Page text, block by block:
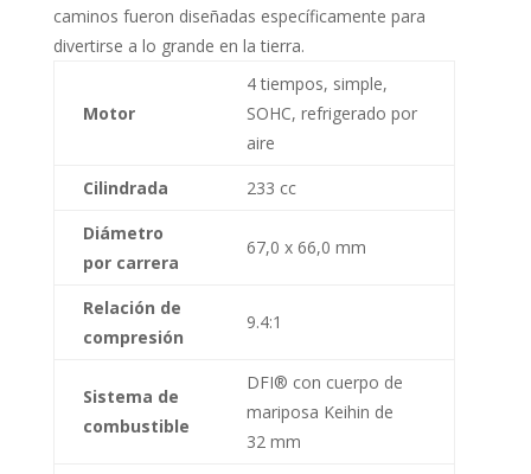
caminos fueron diseñadas específicamente para
divertirse a lo grande en la tierra.
Motor
4 tiempos, simple,
SOHC, refrigerado por
aire
Cilindrada
233 cc
Diámetro
por carrera
67,0 x 66,0 mm
Relación de
compresión
9.4:1
Sistema de
combustible
DFI® con cuerpo de
mariposa Keihin de
32 mm